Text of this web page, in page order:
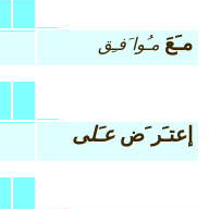
مـَعَ مـُوا َفـِق
إعتـَر َضعـَلى